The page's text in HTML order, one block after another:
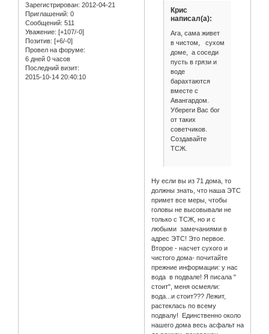
Зарегистрирован: 2012-04-21
Приглашений: 0
Сообщений: 511
Уважение: [+107/-0]
Позитив: [+6/-0]
Провел на форуме:
6 дней 0 часов
Последний визит:
2015-10-14 20:40:10
Крис
написал(а):
Ага, сама живет
в чистом, сухом
доме, а соседи
пусть в грязи и
воде
барахтаются
вместе с
Авангардом.
Убереги Вас бог
от таких
советчиков.
Создавайте
ТСЖ.
Ну если вы из 71 дома, то
должны знать, что наша ЭТС
примет все меры, чтобы
головы не высовывали не
только с ТСЖ, но и с
любыми замечаниями в
адрес ЭТС! Это первое.
Второе - насчет сухого и
чистого дома- почитайте
прежние информации: у нас
вода в подвале! Я писала "
стоит", меня осмеяли:
вода...и стоит??? Лежит,
растеклась по всему
подвалу! Единственно около
нашего дома весь асфальт на